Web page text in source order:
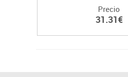
Precio
31.31€